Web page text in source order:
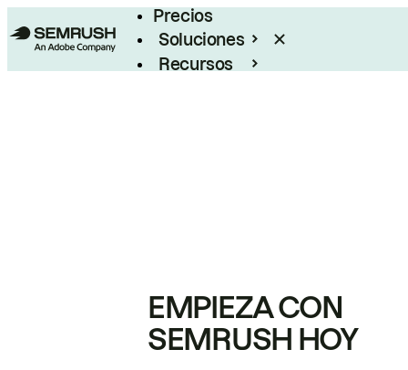
Precios
Soluciones
Recursos
EMPIEZA CON
SEMRUSH HOY